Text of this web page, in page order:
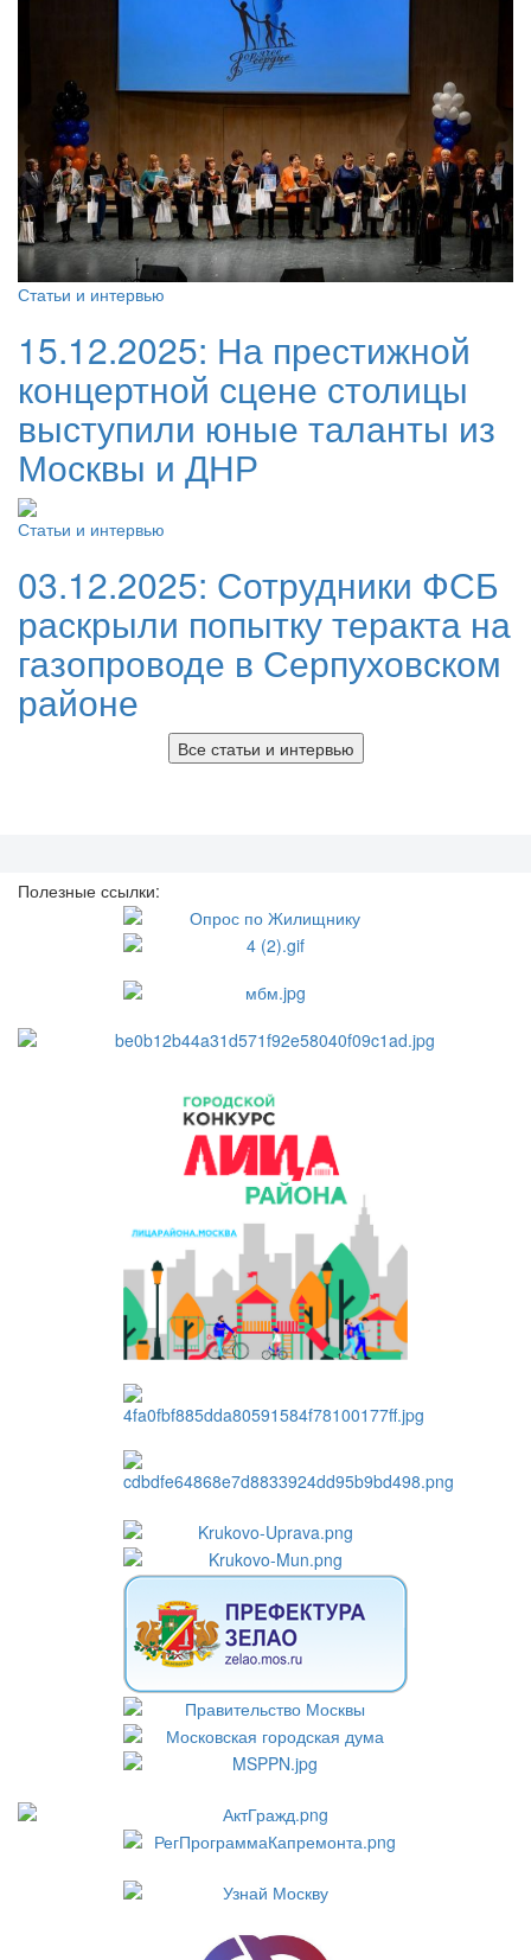
Статьи и интервью
15.12.2025: На престижной
концертной сцене столицы
выступили юные таланты из
Москвы и ДНР
Статьи и интервью
03.12.2025: Сотрудники ФСБ
раскрыли попытку теракта на
газопроводе в Серпуховском
районе
Все статьи и интервью
Полезные ссылки: